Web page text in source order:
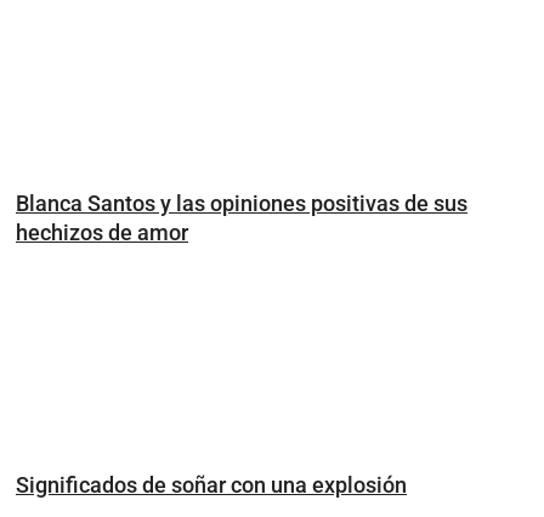
Blanca Santos y las opiniones positivas de sus
hechizos de amor
Significados de soñar con una explosión